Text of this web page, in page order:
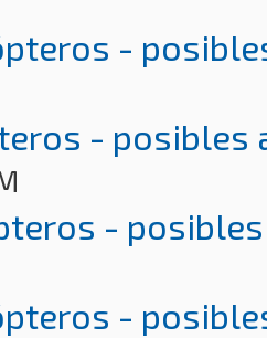
-
- posibles
-
-